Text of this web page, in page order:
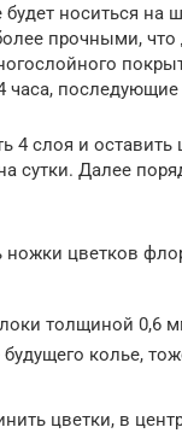
носиться на
прочными, что
часа,
4 слоя и оставить
сутки. Далее
ножки цветков
толщиной 0,6
колье,
цветки, в